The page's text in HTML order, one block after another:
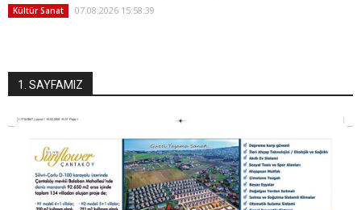
Kültür Sanat 07.08.2026 15:58:39
1. SAYFAMIZ